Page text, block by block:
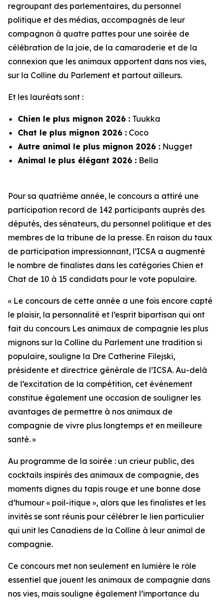
regroupant des parlementaires, du personnel
politique et des médias, accompagnés de leur
compagnon à quatre pattes pour une soirée de
célébration de la joie, de la camaraderie et de la
connexion que les animaux apportent dans nos vies,
sur la Colline du Parlement et partout ailleurs.
Et les lauréats sont :
Chien le plus mignon 2026 : Tuukka
Chat le plus mignon 2026 : Coco
Autre animal le plus mignon 2026 : Nugget
Animal le plus élégant 2026 : Bella
Pour sa quatrième année, le concours a attiré une
participation record de 142 participants auprès des
députés, des sénateurs, du personnel politique et des
membres de la tribune de la presse. En raison du taux
de participation impressionnant, l’ICSA a augmenté
le nombre de finalistes dans les catégories Chien et
Chat de 10 à 15 candidats pour le vote populaire.
« Le concours de cette année a une fois encore capté
le plaisir, la personnalité et l’esprit bipartisan qui ont
fait du concours Les animaux de compagnie les plus
mignons sur la Colline du Parlement une tradition si
populaire, souligne la Dre Catherine Filejski,
présidente et directrice générale de l’ICSA. Au-delà
de l’excitation de la compétition, cet événement
constitue également une occasion de souligner les
avantages de permettre à nos animaux de
compagnie de vivre plus longtemps et en meilleure
santé. »
Au programme de la soirée : un crieur public, des
cocktails inspirés des animaux de compagnie, des
moments dignes du tapis rouge et une bonne dose
d’humour « poil-itique », alors que les finalistes et les
invités se sont réunis pour célébrer le lien particulier
qui unit les Canadiens de la Colline à leur animal de
compagnie.
Ce concours met non seulement en lumière le rôle
essentiel que jouent les animaux de compagnie dans
nos vies, mais souligne également l’importance du